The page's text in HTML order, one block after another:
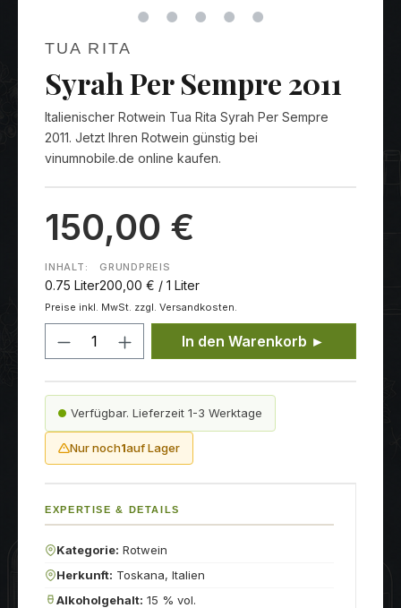
TUA RITA
Syrah Per Sempre 2011
Italienischer Rotwein Tua Rita Syrah Per Sempre
2011. Jetzt Ihren Rotwein günstig bei
vinumnobile.de online kaufen.
150,00 €
INHALT:
0.75 Liter
GRUNDPREIS
200,00 € / 1 Liter
Preise inkl. MwSt. zzgl. Versandkosten.
Produkt Anzahl: Gib den
In den Warenkorb ►
Verfügbar. Lieferzeit 1-3 Werktage
Nur noch1auf Lager
EXPERTISE & DETAILS
Kategorie: Rotwein
Herkunft: Toskana, Italien
Alkoholgehalt: 15 % vol.